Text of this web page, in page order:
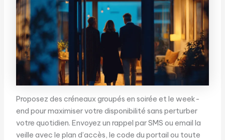
Proposez des créneaux groupés en soirée et le week-
end pour maximiser votre disponibilité sans perturber
votre quotidien. Envoyez un rappel par SMS ou email la
veille avec le plan d’accès, le code du portail ou toute